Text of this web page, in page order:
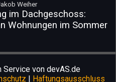
Weiher
im Dachgeschoss:
Wohnungen im Sommer
von devAS.de
| Haftungsausschluss